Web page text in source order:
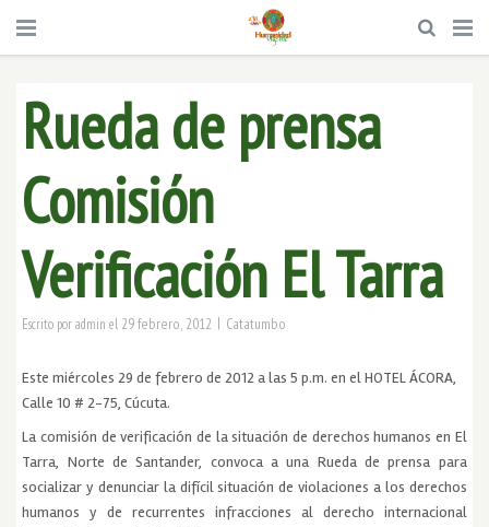
Rueda de prensa
Comisión
Verificación El Tarra
Escrito poradmin el 29 febrero, 2012 | Catatumbo
Este miércoles 29 de febrero de 2012 a las 5 p.m. en el HOTEL ÁCORA,
Calle 10 # 2-75, Cúcuta.
La comisión de verificación de la situación de derechos humanos en El
Tarra, Norte de Santander, convoca a una Rueda de prensa para
socializar y denunciar la difícil situación de violaciones a los derechos
humanos y de recurrentes infracciones al derecho internacional